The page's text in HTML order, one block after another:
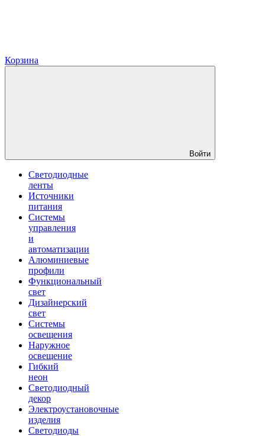
Корзина
Войти
Светодиодные
ленты
Источники
питания
Системы
управления
и
автоматизации
Алюминиевые
профили
Функциональный
свет
Дизайнерский
свет
Системы
освещения
Наружное
освещение
Гибкий
неон
Светодиодный
декор
Электроустановочные
изделия
Светодиоды